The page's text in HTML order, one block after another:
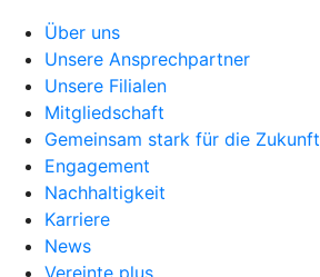
Über uns
Unsere Ansprechpartner
Unsere Filialen
Mitgliedschaft
Gemeinsam stark für die Zukunft
Engagement
Nachhaltigkeit
Karriere
News
Vereinte plus